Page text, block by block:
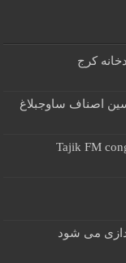
کرج
اصناف ساوجبلاغ
Tajik FM
می شود